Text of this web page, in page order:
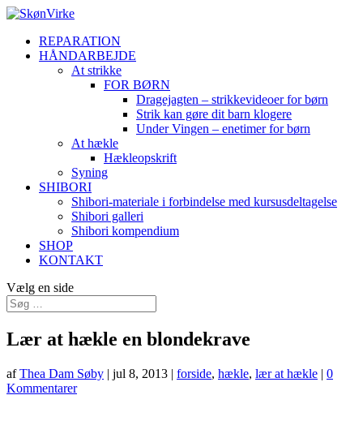
REPARATION
HÅNDARBEJDE
At strikke
FOR BØRN
Dragejagten – strikkevideoer for børn
Strik kan gøre dit barn klogere
Under Vingen – enetimer for børn
At hækle
Hækleopskrift
Syning
SHIBORI
Shibori-materiale i forbindelse med kursusdeltagelse
Shibori galleri
Shibori kompendium
SHOP
KONTAKT
Vælg en side
Lær at hækle en blondekrave
afThea Dam Søby | jul 8, 2013 | forside, hækle, lær at hækle | 0
Kommentarer